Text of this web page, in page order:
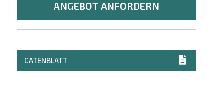
ANGEBOT ANFORDERN
DATENBLATT